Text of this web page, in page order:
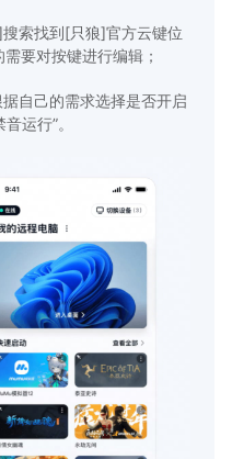
索找到[只狼]官方云键位
要对按键进行编辑；
自己的需求选择是否开启
运行”。